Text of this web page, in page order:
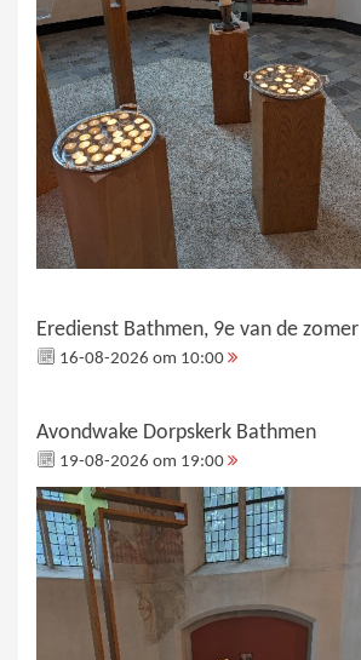
Eredienst Bathmen, 9e van de zomer
16-08-2026 om 10:00
Avondwake Dorpskerk Bathmen
19-08-2026 om 19:00